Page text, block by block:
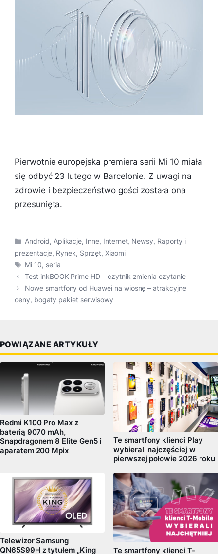
Pierwotnie europejska premiera serii Mi 10 miała
się odbyć 23 lutego w Barcelonie. Z uwagi na
zdrowie i bezpieczeństwo gości została ona
przesunięta.
Kategorie
Android, Aplikacje, Inne, Internet, Newsy, Raporty i
prezentacje, Rynek, Sprzęt, Xiaomi
Tagi
Mi 10, seria
Test inkBOOK Prime HD – czytnik zmienia czytanie
Nowe smartfony od Huawei na wiosnę – atrakcyjne
ceny, bogaty pakiet serwisowy
POWIĄZANE ARTYKUŁY
Redmi K100 Pro Max z
baterią 9070 mAh,
Snapdragonem 8 Elite Gen5 i
aparatem 200 Mpix
Te smartfony klienci Play
wybierali najczęściej w
pierwszej połowie 2026 roku
Telewizor Samsung
QN65S99H z tytułem „King
Te smartfony klienci T-